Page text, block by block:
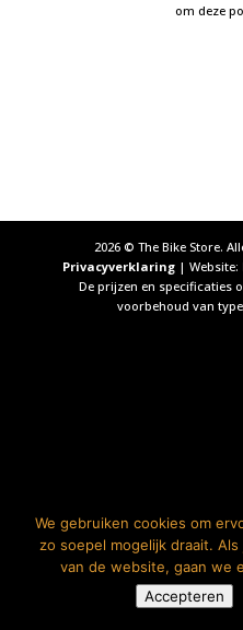
om deze
2026© The Bike Store.
Privacyverklaring | Website:
De prijzen en specificaties
voorbehoud van
We gebruiken cookies om
zo soepel mogelijk draait.
van de website, gaan we
Accepteren